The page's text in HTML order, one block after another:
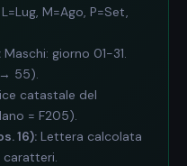
M=Ago, P=Set,
Maschi: giorno 01-31.
→ 55).
catastale del
= F205).
16): Lettera calcolata
caratteri.